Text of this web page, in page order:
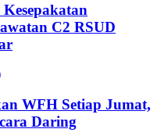
C2 RSUD
WFH Setiap Jumat,
Daring